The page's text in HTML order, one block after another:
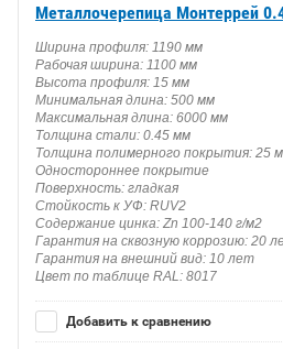
Металлочерепица Монтеррей
Ширина профиля: 1190 мм
Рабочая ширина: 1100 мм
Высота профиля: 15 мм
Минимальная длина: 500 мм
Максимальная длина: 6000 мм
Толщина стали: 0.45 мм
Толщина полимерного покрытия: 25
Одностороннее покрытие
Поверхность: гладкая
Стойкость к УФ: RUV2
Содержание цинка: Zn 100-140 г/м2
Гарантия на сквозную коррозию: 20
Гарантия на внешний вид: 10 лет
Цвет по таблице RAL: 8017
Добавить к сравнению